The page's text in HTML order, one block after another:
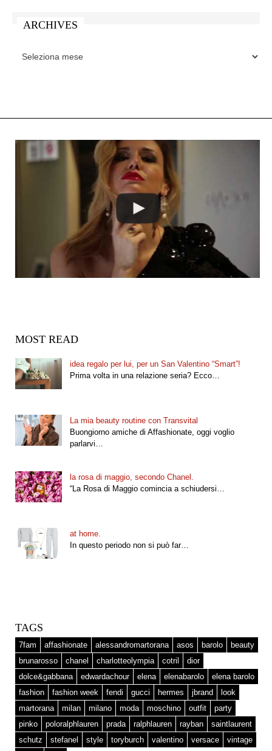
ARCHIVES
MOST READ
idea regalo per lui, per un San Valentino “Smart”!
Prima volta in una relazione seria? Ecco…
La mia beauty routine con Transvital
Buongiorno amiche di Affashionate, oggi voglio
parlarvi…
la rosa di maggio, secondo Chanel.
“La Rosa di Maggio comincia a schiudersi…
at home.
In questo periodo non si può far…
TAGS
7fam affashionate alessandromartorana asos barolo
beauty
brunarosso
chanel charlotteolympia cotril
dior
dolce&gabbana
edwardachour elena elenabarolo
elena barolo
fashion
fashion week fendi gucci hermes jbrand
look
martorana
milan milano moda moschino outfit
party
pinko
poloralphlauren prada ralphlauren rayban
saintlaurent
schutz
stefanel style toryburch valentino versace
vintage